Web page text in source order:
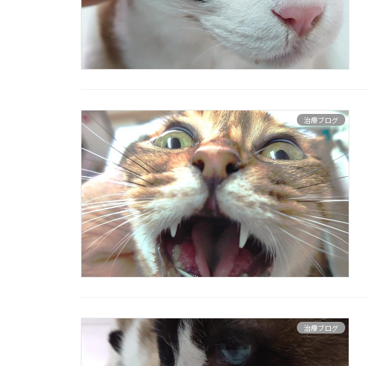
治療ブログ
治療ブログ